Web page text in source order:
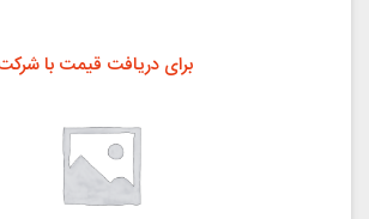
برای دریافت قیمت با